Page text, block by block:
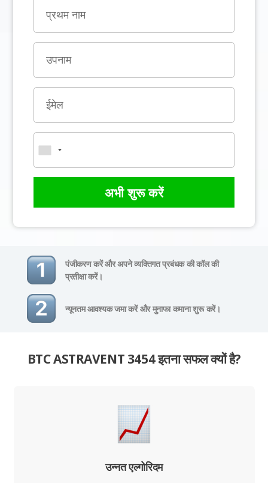
अभी शुरू करें
पंजीकरण करें और अपने व्यक्तिगत प्रबंधक की कॉल की
प्रतीक्षा करें।
न्यूनतम आवश्यक जमा करें और मुनाफा कमाना शुरू करें।
BTC ASTRAVENT 3454 इतना सफल क्यों है?
उन्नत एल्गोरिदम